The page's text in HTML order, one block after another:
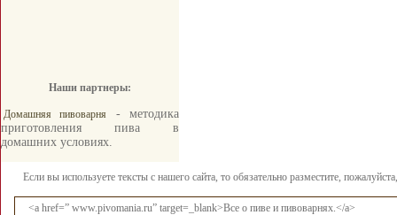
Наши партнеры:
Домашняя пивоварня
- методика
приготовления пива в
домашних условиях.
Если вы используете тексты с нашего сайта, то обязательно разместите,
<a href=” www.pivomania.ru” target=_blank>Все о пиве и пивоварнях.</a>